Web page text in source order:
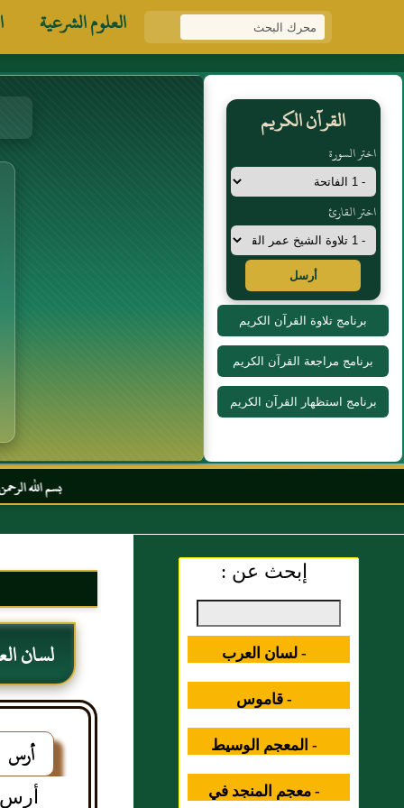
العلوم الشرعية
القرآن الكريم
اختر السورة
اختر القارئ
أرسل
برنامج تلاوة القرآن الكريم
برنامج مراجعة القرآن الكريم
برنامج استظهار القرآن الكريم
بسم الله الرحمن الرحيم
إبحث عن :
- لسان العرب
- قاموس
المصطلحات العلمية
- المعجم الوسيط
- معجم المنجد في
لسان
أرس